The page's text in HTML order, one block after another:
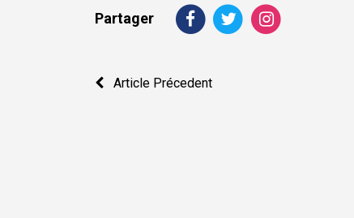
Partager
Navigation
Article Précedent